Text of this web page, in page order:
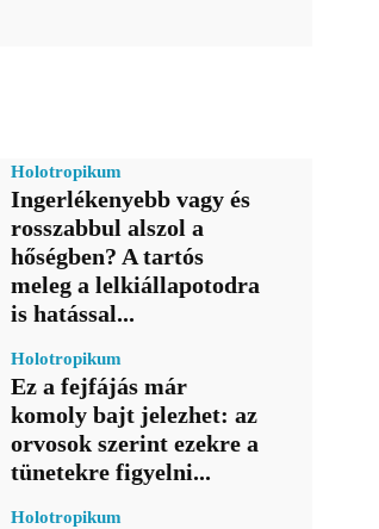
Holotropikum
Ingerlékenyebb vagy és
rosszabbul alszol a
hőségben? A tartós
meleg a lelkiállapotodra
is hatással...
Holotropikum
Ez a fejfájás már
komoly bajt jelezhet: az
orvosok szerint ezekre a
tünetekre figyelni...
Holotropikum